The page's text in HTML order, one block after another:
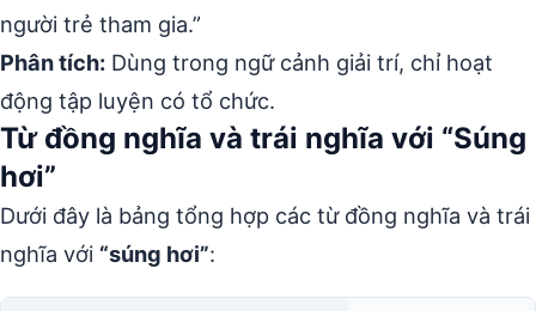
người trẻ tham gia.”
Phân tích: Dùng trong ngữ cảnh giải trí, chỉ hoạt
động tập luyện có tổ chức.
Từ đồng nghĩa và trái nghĩa với “Súng
hơi”
Dưới đây là bảng tổng hợp các từ đồng nghĩa và trái
nghĩa với “súng hơi”: